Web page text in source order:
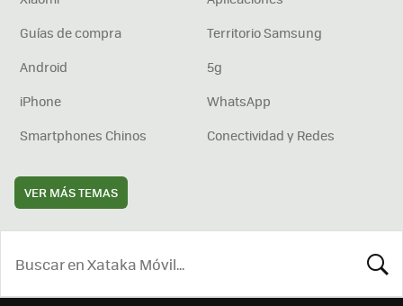
Guías de compra
Territorio Samsung
Android
5g
iPhone
WhatsApp
Smartphones Chinos
Conectividad y Redes
VER MÁS TEMAS